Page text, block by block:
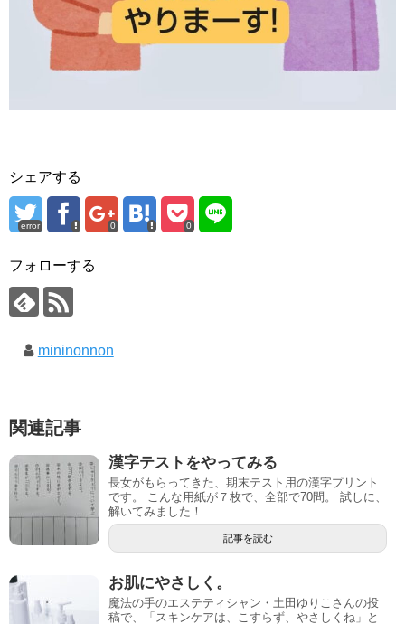
シェアする
error 0 0
フォローする
mininonnon
関連記事
漢字テストをやってみる
長女がもらってきた、期末テスト用の漢字プリント
です。 こんな用紙が７枚で、全部で70問。 試しに、
解いてみました！ ...
記事を読む
お肌にやさしく。
魔法の手のエステティシャン・土田ゆりこさんの投
稿で、「スキンケアは、こすらず、やさしくね」と